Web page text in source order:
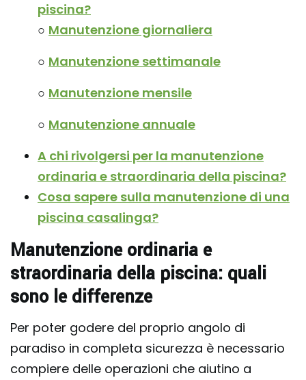
piscina?
○ Manutenzione giornaliera
○ Manutenzione settimanale
○ Manutenzione mensile
○ Manutenzione annuale
A chi rivolgersi per la manutenzione
ordinaria e straordinaria della piscina?
Cosa sapere sulla manutenzione di una
piscina casalinga?
Manutenzione ordinaria e
straordinaria della piscina: quali
sono le differenze
Per poter godere del proprio angolo di
paradiso in completa sicurezza è necessario
compiere delle operazioni che aiutino a